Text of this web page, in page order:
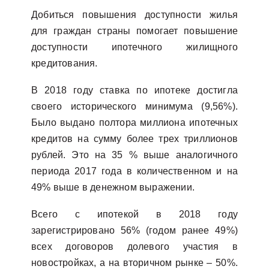
Добиться повышения доступности жилья
для граждан страны помогает повышение
доступности ипотечного жилищного
кредитования.
В 2018 году ставка по ипотеке достигла
своего исторического минимума (9,56%).
Было выдано полтора миллиона ипотечных
кредитов на сумму более трех триллионов
рублей. Это на 35 % выше аналогичного
периода 2017 года в количественном и на
49% выше в денежном выражении.
Всего с ипотекой в 2018 году
зарегистрировано 56% (годом ранее 49%)
всех договоров долевого участия в
новостройках, а на вторичном рынке – 50%.